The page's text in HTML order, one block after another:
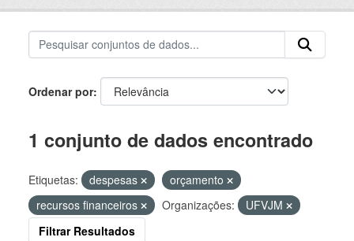
Ordenar por
1 conjunto de dados encontrado
Etiquetas: despesas
orçamento
recursos financeiros
Organizações:
UFVJM
Filtrar Resultados